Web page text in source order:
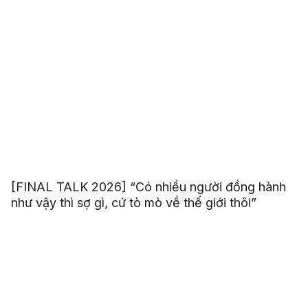
[FINAL TALK 2026] “Có nhiều người đồng hành
như vậy thì sợ gì, cứ tò mò về thế giới thôi”